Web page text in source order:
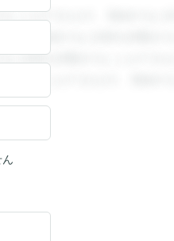
ことができます。登録すると回
す。登録すると回答を閲覧する
と回答を閲覧することができま
することができます。登録する